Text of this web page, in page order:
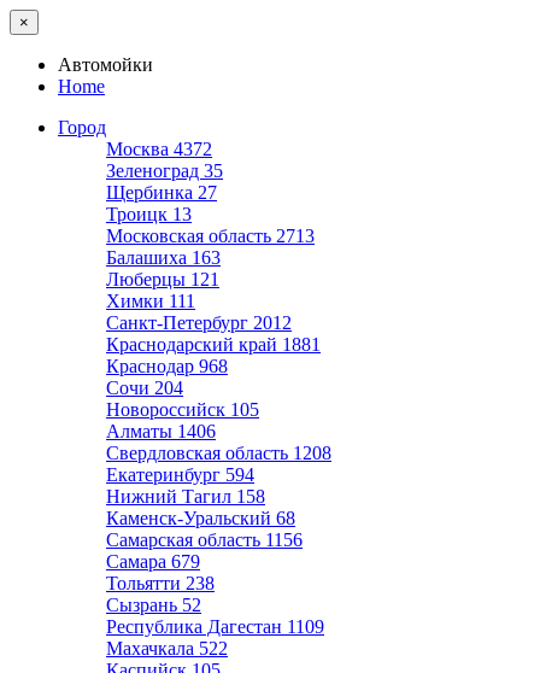
×
Автомойки
Home
Город
Москва 4372
Зеленоград 35
Щербинка 27
Троицк 13
Московская область 2713
Балашиха 163
Люберцы 121
Химки 111
Санкт-Петербург 2012
Краснодарский край 1881
Краснодар 968
Сочи 204
Новороссийск 105
Алматы 1406
Свердловская область 1208
Екатеринбург 594
Нижний Тагил 158
Каменск-Уральский 68
Самарская область 1156
Самара 679
Тольятти 238
Сызрань 52
Республика Дагестан 1109
Махачкала 522